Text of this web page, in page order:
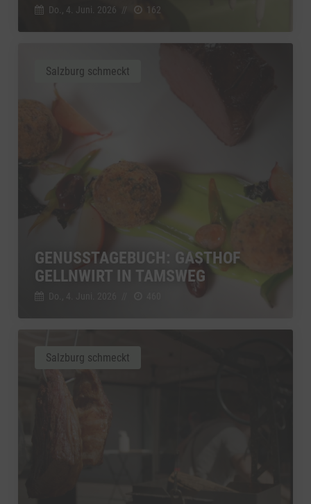
Do., 4. Juni. 2026 // 162
GENUSSTAGEBUCH: GASTHOF
GELLNWIRT IN TAMSWEG
Salzburg schmeckt
Salzburg schmeckt